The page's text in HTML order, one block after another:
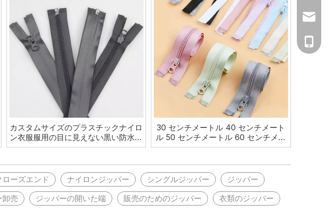
カスタムサイズのプラスチックナイロ
ン衣服服用の目に見えない黒い防水ジ
ッパー
30 センチメートル 40 センチメート
ル 50 センチメートル 60 センチメー
トル 70 センチメートルカスタムカラ
パー
ローズエンド ナイロンジッパー シングルジッパー
ジッパー
卸売 ジッパーの開いた端 販売のためのジッパー 衣類のジッパー
+86
+86-